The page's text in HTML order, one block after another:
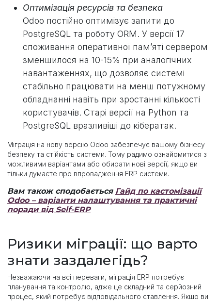
Оптимізація ресурсів та безпека
Odoo постійно оптимізує запити до
PostgreSQL та роботу ORM. У версії 17
споживання оперативної пам’яті сервером
зменшилося на 10-15% при аналогічних
навантаженнях, що дозволяє системі
стабільно працювати на менш потужному
обладнанні навіть при зростанні кількості
користувачів. Старі версії на Python та
PostgreSQL вразливіші до кібератак.
Міграція на нову версію Odoo забезпечує вашому бізнесу
безпеку та стійкість системи. Тому радимо ознайомитися з
можливими варіантами або обирати нові версії, якщо ви
тільки думаєте про впровадження ERP системи.
Вам також сподобається Гайд по кастомізації
Odoo – варіанти налаштування та практичні
поради від Self-ERP
Ризики міграції: що варто
знати заздалегідь?
Незважаючи на всі переваги, міграція ERP потребує
планування та контролю, адже це складний та серйозний
процес, який потребує відповідального ставлення. Якщо ви